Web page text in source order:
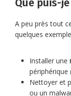
Que puis-
A peu près tout
quelques
Installer une
Nettoyer et
ou un